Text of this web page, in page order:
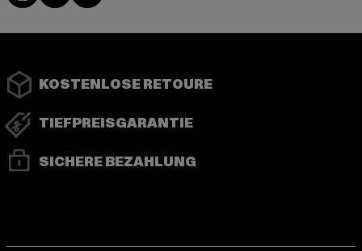
KOSTENLOSE RETOURE
TIEFPREISGARANTIE
SICHERE BEZAHLUNG